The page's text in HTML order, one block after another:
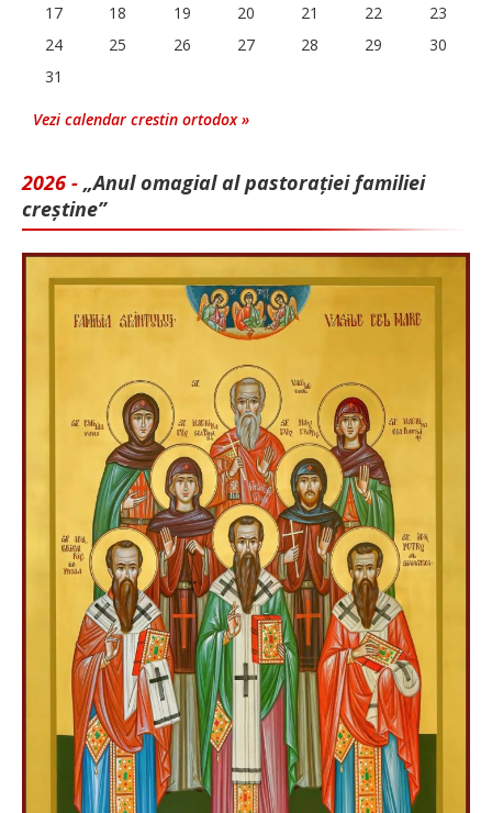
17
18 19 20 21 22
23
24
25 26 27 28 29
30
31
Vezi calendar crestin ortodox »
2026 - „Anul omagial al pastorației familiei
creștine”